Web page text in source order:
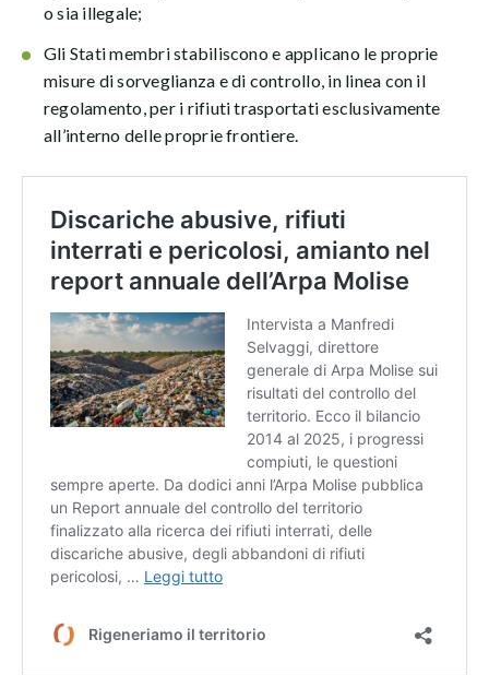
o sia illegale;
Gli Stati membri stabiliscono e applicano le proprie
misure di sorveglianza e di controllo, in linea con il
regolamento, per i rifiuti trasportati esclusivamente
all’interno delle proprie frontiere.